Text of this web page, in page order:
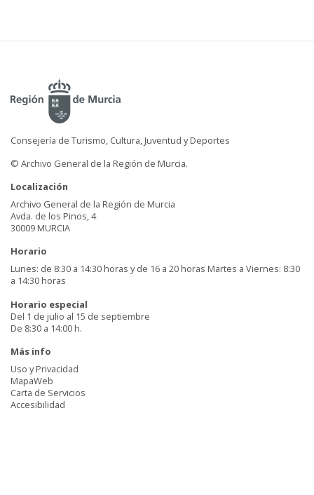
Consejería de Turismo, Cultura, Juventud y Deportes
© Archivo General de la Región de Murcia.
Localización
Archivo General de la Región de Murcia
Avda. de los Pinos, 4
30009 MURCIA
Horario
Lunes: de 8:30 a 14:30 horas y de 16 a 20 horas Martes a Viernes: 8:30
a 14:30 horas
Horario especial
Del 1 de julio al 15 de septiembre
De 8:30 a 14:00 h.
Más info
Uso y Privacidad
MapaWeb
Carta de Servicios
Accesibilidad